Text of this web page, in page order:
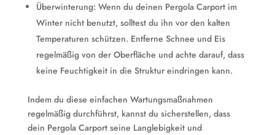
Überwinterung: Wenn du deinen Pergola Carport im
Winter nicht benutzt, solltest du ihn vor den kalten
Temperaturen schützen. Entferne Schnee und Eis
regelmäßig von der Oberfläche und achte darauf, dass
keine Feuchtigkeit in die Struktur eindringen kann.
Indem du diese einfachen Wartungsmaßnahmen
regelmäßig durchführst, kannst du sicherstellen, dass
dein Pergola Carport seine Langlebigkeit und